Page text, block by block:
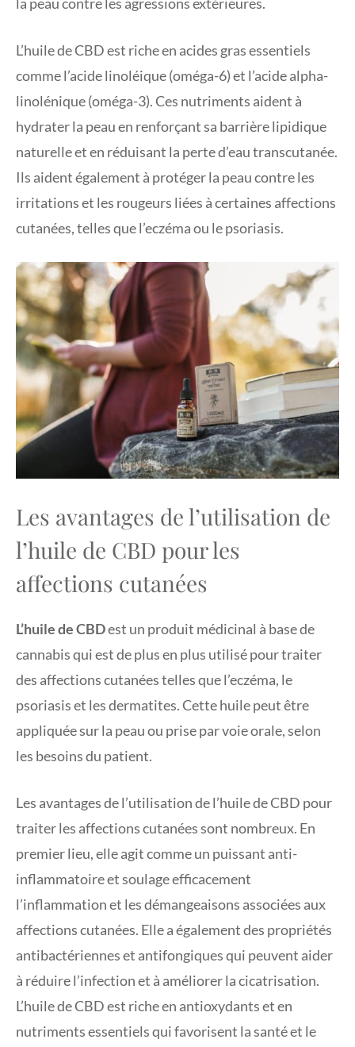
la peau contre les agressions extérieures.
L’huile de CBD est riche en acides gras essentiels
comme l’acide linoléique (oméga-6) et l’acide alpha-
linolénique (oméga-3). Ces nutriments aident à
hydrater la peau en renforçant sa barrière lipidique
naturelle et en réduisant la perte d’eau transcutanée.
Ils aident également à protéger la peau contre les
irritations et les rougeurs liées à certaines affections
cutanées, telles que l’eczéma ou le psoriasis.
Les avantages de l’utilisation de
l’huile de CBD pour les
affections cutanées
L’huile de CBDest un produit médicinal à base de
cannabis qui est de plus en plus utilisé pour traiter
des affections cutanées telles que l’eczéma, le
psoriasis et les dermatites. Cette huile peut être
appliquée sur la peau ou prise par voie orale, selon
les besoins du patient.
Les avantages de l’utilisation de l’huile de CBD pour
traiter les affections cutanées sont nombreux. En
premier lieu, elle agit comme un puissant anti-
inflammatoire et soulage efficacement
l’inflammation et les démangeaisons associées aux
affections cutanées. Elle a également des propriétés
antibactériennes et antifongiques qui peuvent aider
à réduire l’infection et à améliorer la cicatrisation.
L’huile de CBD est riche en antioxydants et en
nutriments essentiels qui favorisent la santé et le